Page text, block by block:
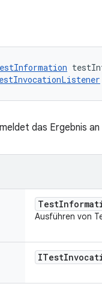
das Ergebnis
Test
Ausführen von
ITest